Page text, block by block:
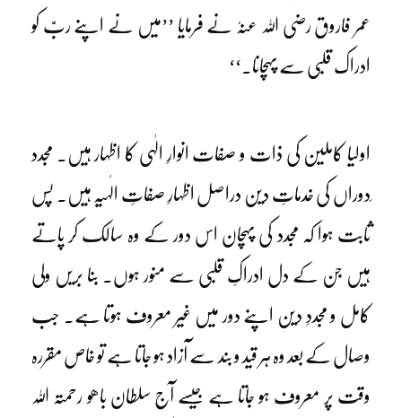
عمر فاروق رضی اللہ عنہٗ نے فرمایا ’’میں نے اپنے ربّ کو
ادراک قلبی سے پہچانا۔‘‘
اولیا کاملین کی ذات و صفات انوارِ الٰہی کا اظہار ہیں۔ مجدد
ِدوراں کی خدماتِ دین دراصل اظہارِ صفاتِ الٰہیہ ہیں۔ پس
ثابت ہوا کہ مجدد کی پہچان اس دور کے وہ سالک کر پاتے
ہیں جن کے دل ادراکِ قلبی سے منور ہوں۔ بنا بریں ولی
کامل و مجددِ دین اپنے دور میں غیر معروف ہوتا ہے۔ جب
وصال کے بعد وہ ہر قید و بند سے آزاد ہو جاتا ہے تو خاص مقررہ
وقت پر معروف ہو جاتا ہے جیسے آج سلطان باھو رحمتہ اللہ